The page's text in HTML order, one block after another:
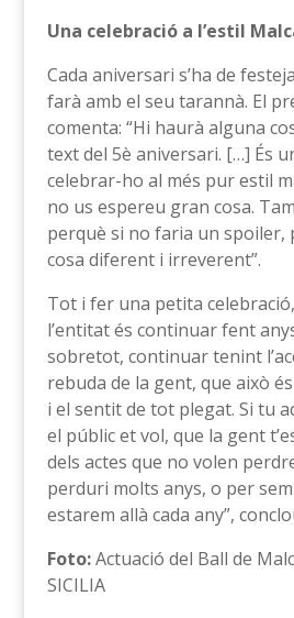
Una celebració a l’estil
Cada aniversari s’ha de
farà amb el seu tarannà. El
comenta: “Hi haurà alguna
text del 5è aniversari. […] És
celebrar-ho al més pur estil
no us espereu gran cosa.
perquè si no faria un spoiler,
cosa diferent i irreverent”.
Tot i fer una petita
l’entitat és continuar fent
sobretot, continuar tenint
rebuda de la gent, que això
i el sentit de tot plegat. Si tu
el públic et vol, que la gent
dels actes que no volen
perduri molts anys, o per
estarem allà cada any”,
Foto:Actuació del Ball de
SICILIA